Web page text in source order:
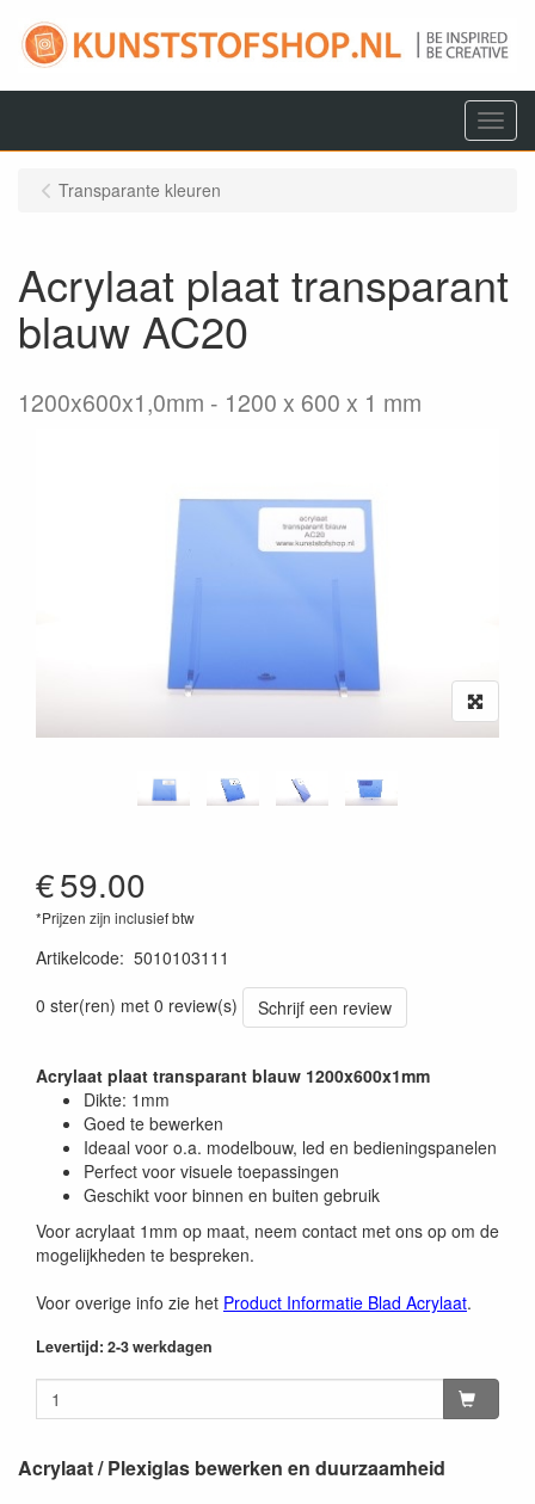
Menu
Transparante kleuren
Acrylaat plaat transparant
blauw AC20
1200x600x1,0mm 1200 x 600 x 1 mm
€59.00
*Prijzen zijn inclusief btw
Artikelcode: 5010103111
0 ster(ren) met 0 review(s)
Schrijf een review
Acrylaat plaat transparant blauw 1200x600x1mm
Dikte: 1mm
Goed te bewerken
Ideaal voor o.a. modelbouw, led en bedieningspanelen
Perfect voor visuele toepassingen
Geschikt voor binnen en buiten gebruik
Voor acrylaat 1mm op maat, neem contact met ons op om de
mogelijkheden te bespreken.
Voor overige info zie het Product Informatie Blad Acrylaat.
Levertijd: 2-3 werkdagen
Acrylaat / Plexiglas bewerken en duurzaamheid